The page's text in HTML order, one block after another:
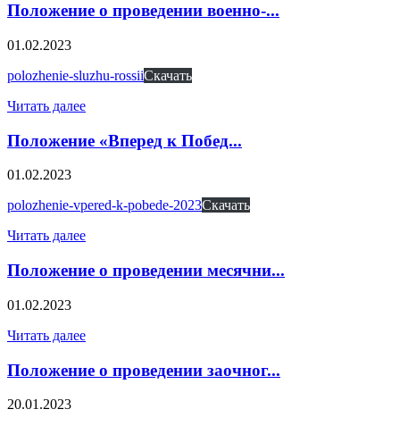
Положение о проведении военно-...
01.02.2023
polozhenie-sluzhu-rossiiСкачать
Читать далее
Положение «Вперед к Побед...
01.02.2023
polozhenie-vpered-k-pobede-2023Скачать
Читать далее
Положение о проведении месячни...
01.02.2023
Читать далее
Положение о проведении заочног...
20.01.2023